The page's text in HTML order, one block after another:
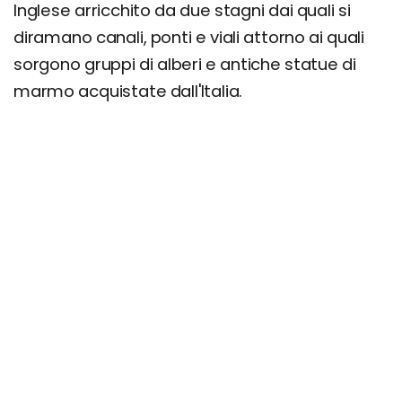
Inglese arricchito da due stagni dai quali si
diramano canali, ponti e viali attorno ai quali
sorgono gruppi di alberi e antiche statue di
marmo acquistate dall'Italia.